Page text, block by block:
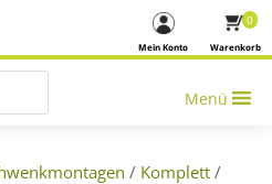
Warenkorb
0
Mein Konto
Menü
/ Komplett/